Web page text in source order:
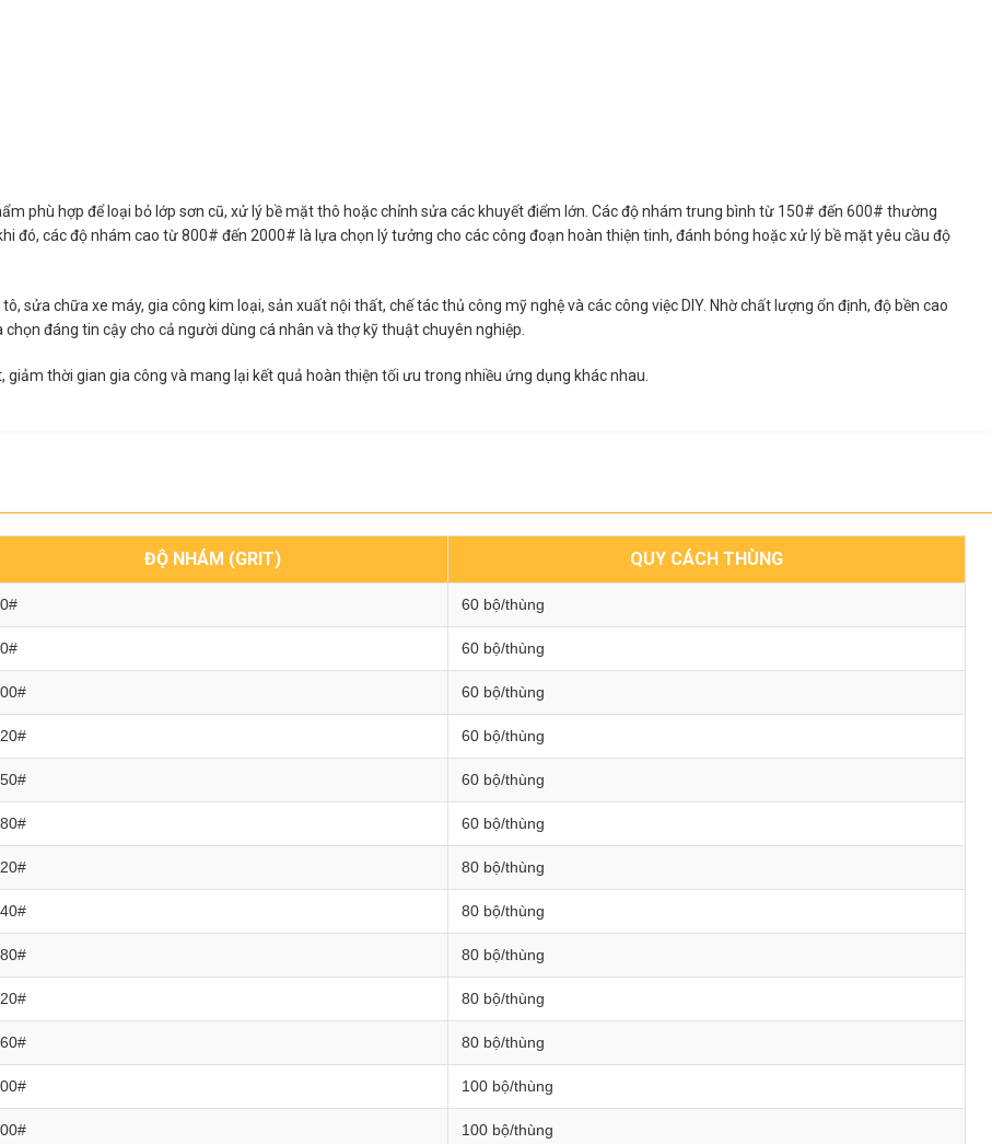
phù hợp để loại bỏ lớp sơn cũ, xử lý bề mặt thô hoặc chỉnh sửa các khuyết điểm lớn. Các độ nhám trung bình từ 150# đến 600# thường
đó, các độ nhám cao từ 800# đến 2000# là lựa chọn lý tưởng cho các công đoạn hoàn thiện tinh, đánh bóng hoặc xử lý bề mặt yêu cầu độ
sửa chữa xe máy, gia công kim loại, sản xuất nội thất, chế tác thủ công mỹ nghệ và các công việc DIY. Nhờ chất lượng ổn định, độ bền cao
đáng tin cậy cho cả người dùng cá nhân và thợ kỹ thuật chuyên nghiệp.
thời gian gia công và mang lại kết quả hoàn thiện tối ưu trong nhiều ứng dụng khác nhau.
ĐỘ NHÁM (GRIT) QUY CÁCH THÙNG
60 bộ/thùng
60 bộ/thùng
60 bộ/thùng
60 bộ/thùng
60 bộ/thùng
60 bộ/thùng
80 bộ/thùng
80 bộ/thùng
80 bộ/thùng
80 bộ/thùng
80 bộ/thùng
100 bộ/thùng
100 bộ/thùng